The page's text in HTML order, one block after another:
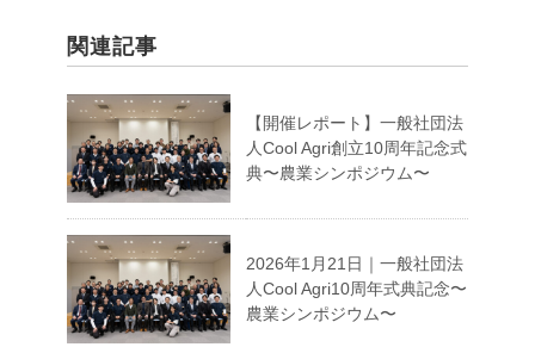
関連記事
【開催レポート】一般社団法
人Cool Agri創立10周年記念式
典〜農業シンポジウム〜
2026年1月21日｜一般社団法
人Cool Agri10周年式典記念〜
農業シンポジウム〜